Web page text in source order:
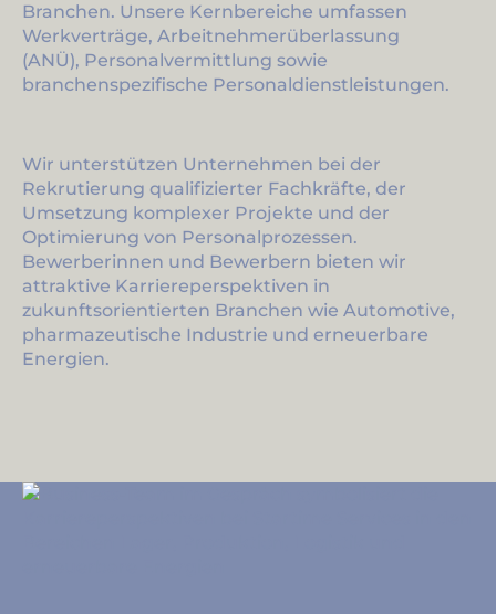
Branchen. Unsere Kernbereiche umfassen
Werkverträge, Arbeitnehmerüberlassung
(ANÜ), Personalvermittlung sowie
branchenspezifische Personaldienstleistungen.
Wir unterstützen Unternehmen bei der
Rekrutierung qualifizierter Fachkräfte, der
Umsetzung komplexer Projekte und der
Optimierung von Personalprozessen.
Bewerberinnen und Bewerbern bieten wir
attraktive Karriereperspektiven in
zukunftsorientierten Branchen wie Automotive,
pharmazeutische Industrie und erneuerbare
Energien.